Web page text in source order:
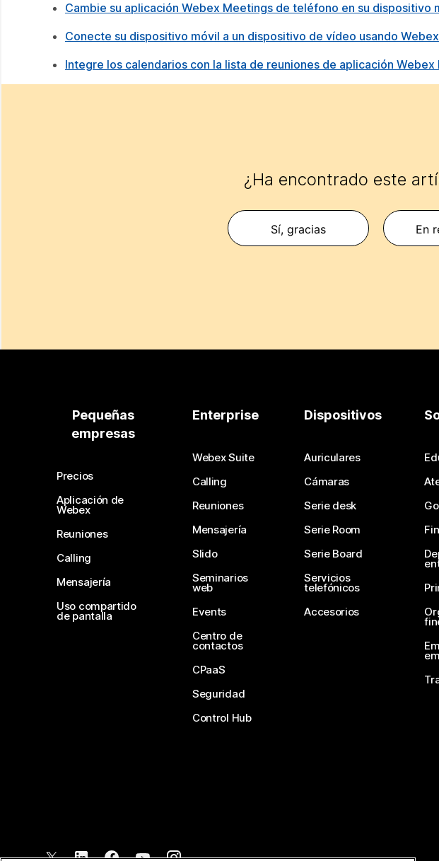
Cambie su aplicación Webex Meetings de teléfono en su dispositivo
Conecte su dispositivo móvil a un dispositivo de vídeo usando
Integre los calendarios con la lista de reuniones de aplicación Webex
¿Ha encontrado este
Sí, gracias En
Pequeñas
empresas
Precios
Aplicación de
Webex
Reuniones
Calling
Mensajería
Uso compartido
de pantalla
Enterprise
Webex Suite
Calling
Reuniones
Mensajería
Slido
Seminarios
web
Events
Centro de
contactos
CPaaS
Seguridad
Control Hub
Dispositivos
Auriculares
Cámaras
Serie desk
Serie Room
Serie Board
Servicios
telefónicos
Accesorios